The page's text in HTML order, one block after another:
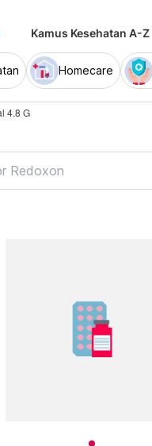
Kamus Kesehatan A-Z
Homecare
4.8 G